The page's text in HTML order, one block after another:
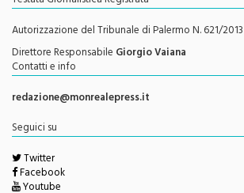
Autorizzazione del Tribunale di Palermo N. 621/2013
Direttore ResponsabileGiorgio Vaiana
Contatti e info
redazione@monrealepress.it
Twitter
Facebook
Youtube
Feed RSS